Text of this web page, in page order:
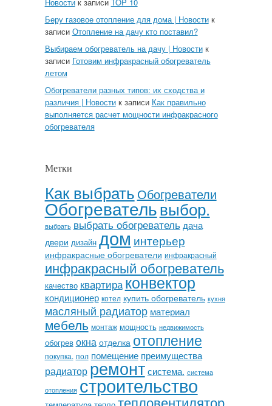
Беру газовое отопление для дома | Новостик
записи Отопление на дачу кто поставил?
Выбираем обогреватель на дачу | Новостик
записи Готовим инфракрасный обогреватель
летом
Обогреватели разных типов: их сходства и
различия | Новостик записи Как правильно
выполняется расчет мощности инфракрасного
обогревателя
Метки
Как выбрать Обогреватели
Обогревательвыбор.
выбрать выбрать обогреватель дача
двери дизайн дом интерьер
инфракрасные обогреватели инфракрасный
инфракрасный обогреватель
качество квартираконвектор
кондиционер котел купить обогреватель кухня
масляный радиатор материал
мебель монтаж мощность недвижимость
обогрев окна отделка отопление
покупка. пол помещение преимущества
радиатор ремонт система. система
отопления строительство
тепловентилятор